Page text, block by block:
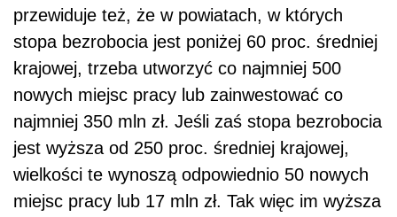
przewiduje też, że w powiatach, w których
stopa bezrobocia jest poniżej 60 proc. średniej
krajowej, trzeba utworzyć co najmniej 500
nowych miejsc pracy lub zainwestować co
najmniej 350 mln zł. Jeśli zaś stopa bezrobocia
jest wyższa od 250 proc. średniej krajowej,
wielkości te wynoszą odpowiednio 50 nowych
miejsc pracy lub 17 mln zł. Tak więc im wyższa